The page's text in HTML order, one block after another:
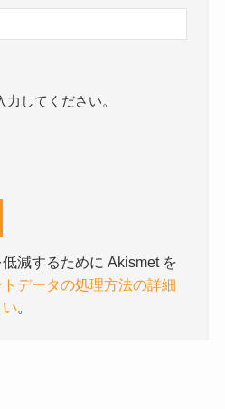
してください。
減するために Akismet を
トデータの処理方法の詳細
。